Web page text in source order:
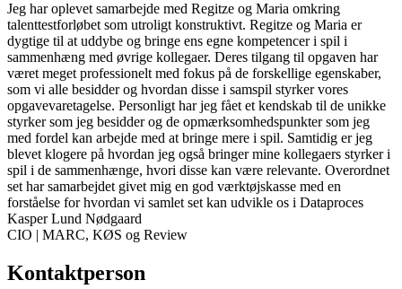
Jeg har oplevet samarbejde med Regitze og Maria omkring
talenttestforløbet som utroligt konstruktivt. Regitze og Maria er
dygtige til at uddybe og bringe ens egne kompetencer i spil i
sammenhæng med øvrige kollegaer. Deres tilgang til opgaven har
været meget professionelt med fokus på de forskellige egenskaber,
som vi alle besidder og hvordan disse i samspil styrker vores
opgavevaretagelse. Personligt har jeg fået et kendskab til de unikke
styrker som jeg besidder og de opmærksomhedspunkter som jeg
med fordel kan arbejde med at bringe mere i spil. Samtidig er jeg
blevet klogere på hvordan jeg også bringer mine kollegaers styrker i
spil i de sammenhænge, hvori disse kan være relevante. Overordnet
set har samarbejdet givet mig en god værktøjskasse med en
forståelse for hvordan vi samlet set kan udvikle os i Dataproces
Kasper Lund Nødgaard
CIO | MARC, KØS og Review
Kontaktperson